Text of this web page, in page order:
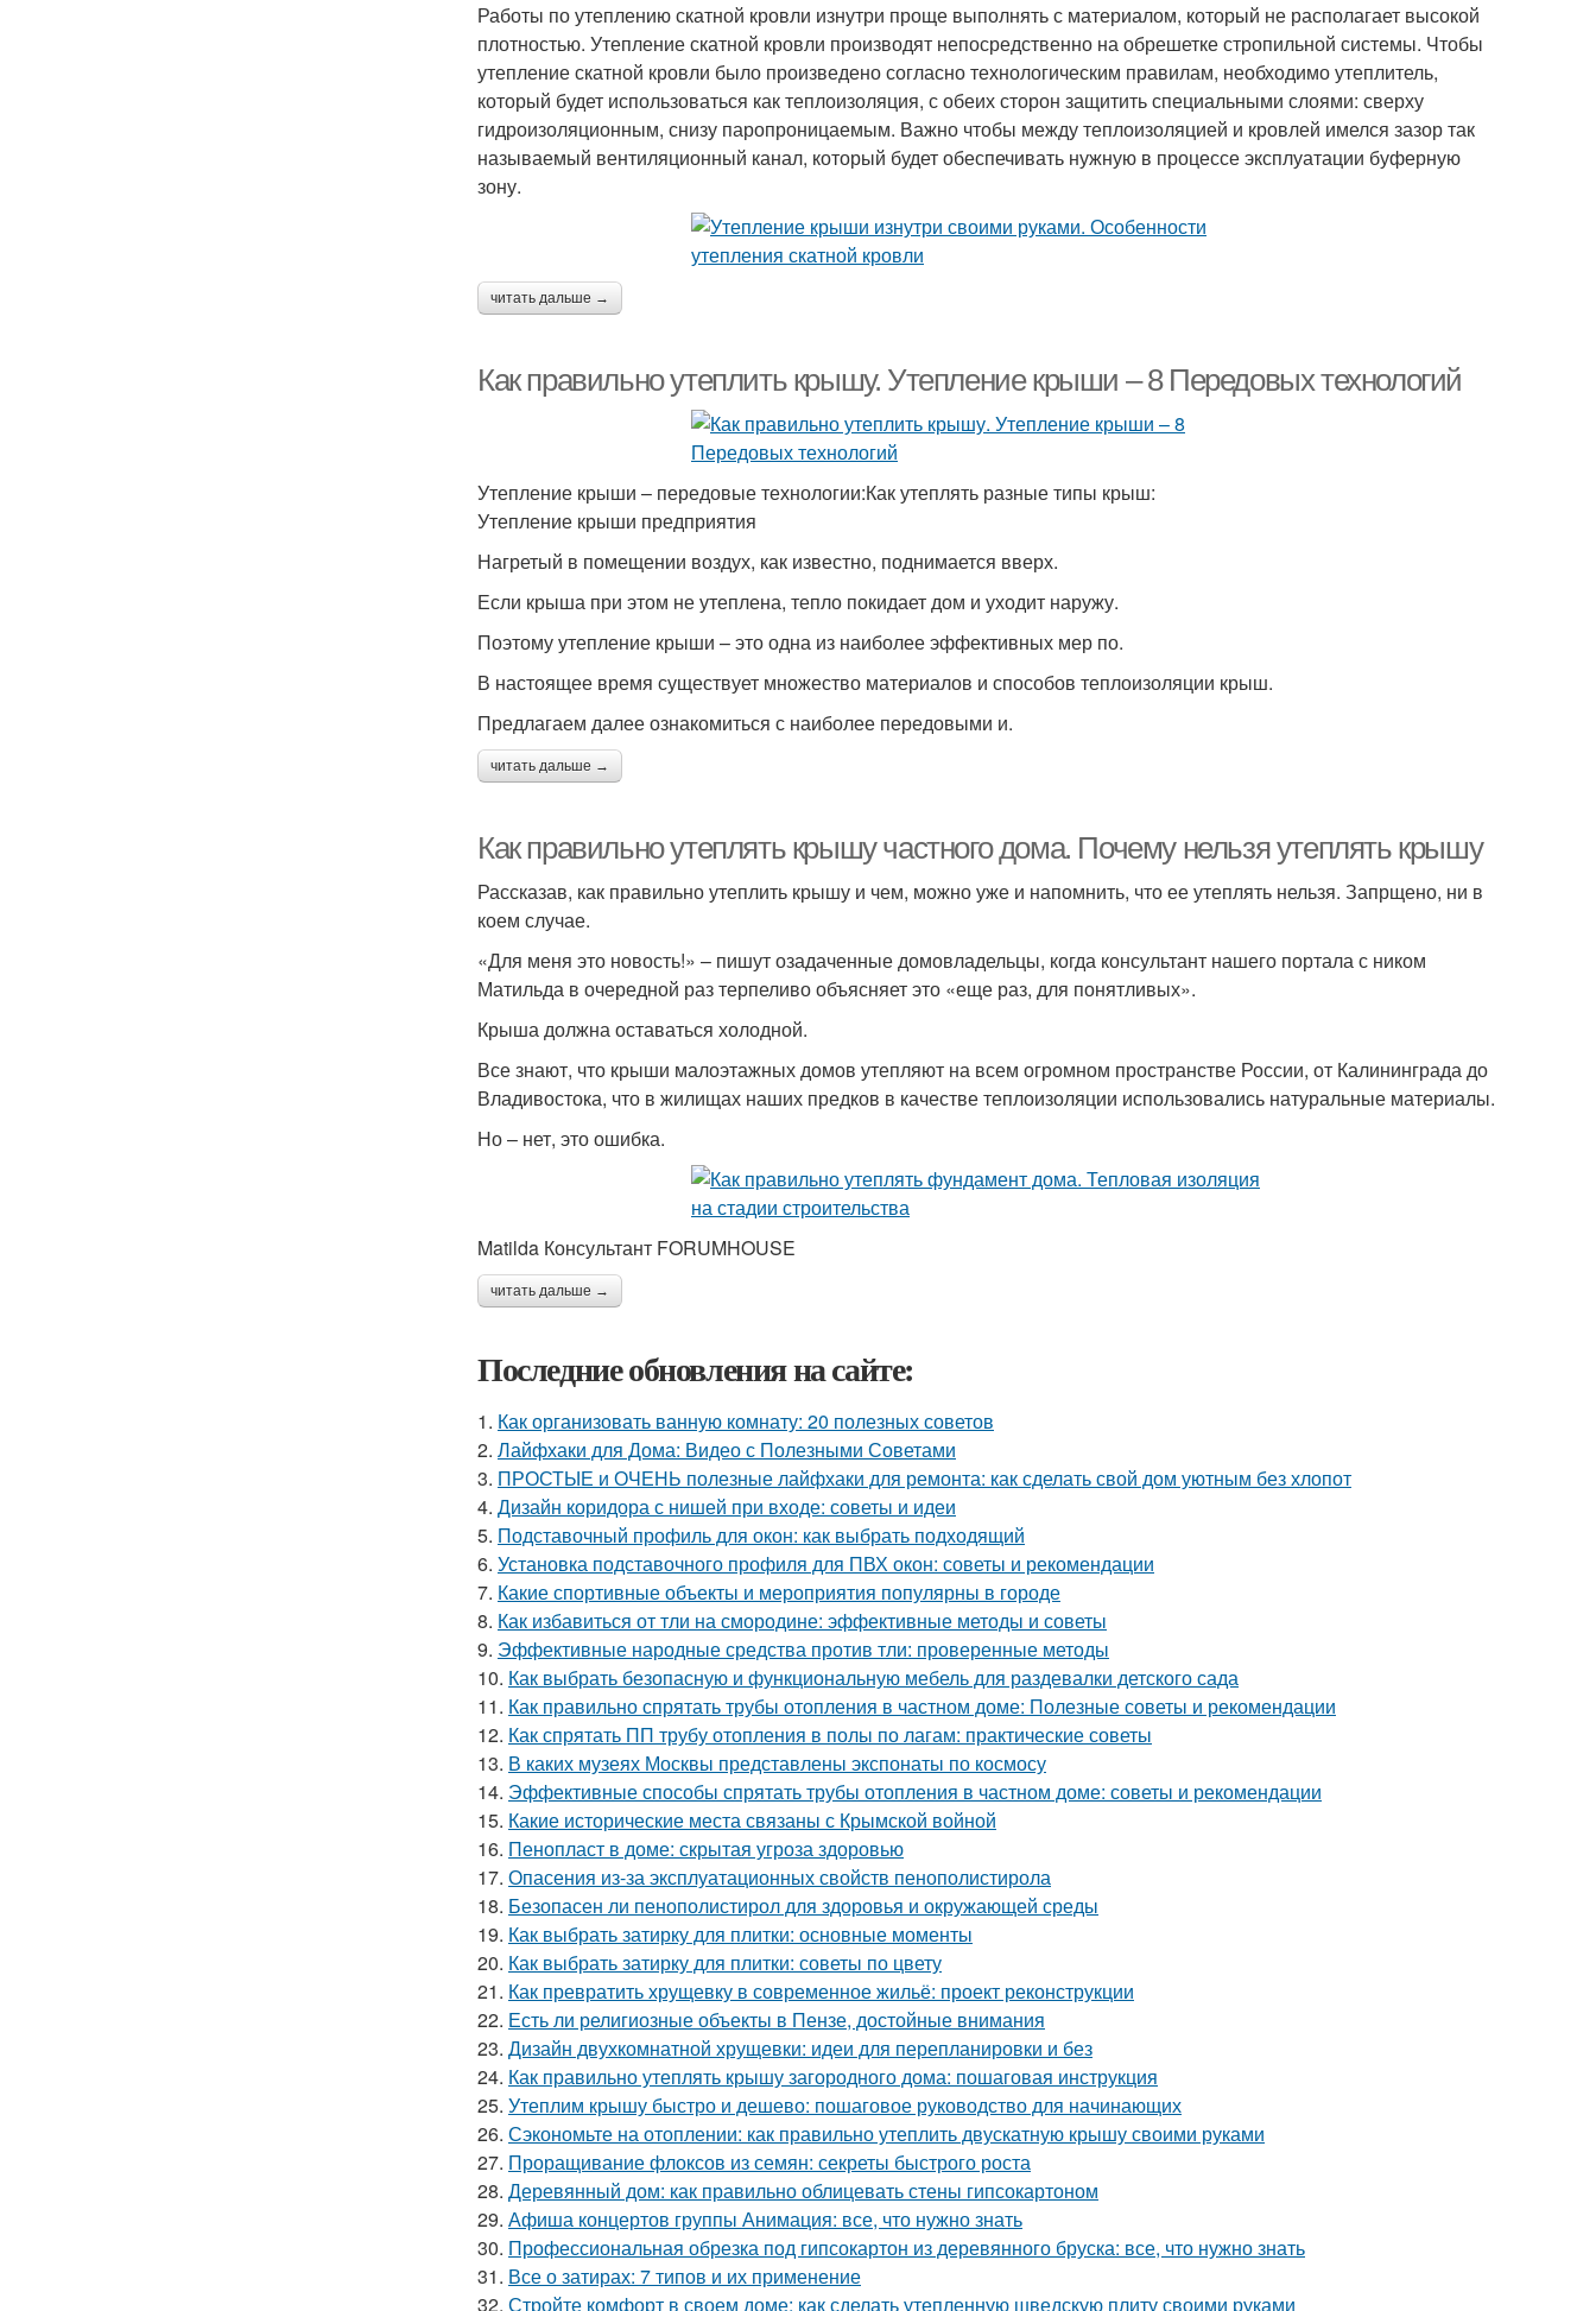
Работы по утеплению скатной кровли изнутри проще выполнять с материалом, который не располагает высокой
плотностью. Утепление скатной кровли производят непосредственно на обрешетке стропильной системы. Чтобы
утепление скатной кровли было произведено согласно технологическим правилам, необходимо утеплитель,
который будет использоваться как теплоизоляция, с обеих сторон защитить специальными слоями: сверху
гидроизоляционным, снизу паропроницаемым. Важно чтобы между теплоизоляцией и кровлей имелся зазор так
называемый вентиляционный канал, который будет обеспечивать нужную в процессе эксплуатации буферную
зону.
читать дальше →
Как правильно утеплить крышу. Утепление крыши – 8 Передовых технологий
Утепление крыши – передовые технологии:Как утеплять разные типы крыш:
Утепление крыши предприятия
Нагретый в помещении воздух, как известно, поднимается вверх.
Если крыша при этом не утеплена, тепло покидает дом и уходит наружу.
Поэтому утепление крыши – это одна из наиболее эффективных мер по.
В настоящее время существует множество материалов и способов теплоизоляции крыш.
Предлагаем далее ознакомиться с наиболее передовыми и.
читать дальше →
Как правильно утеплять крышу частного дома. Почему нельзя утеплять крышу
Рассказав, как правильно утеплить крышу и чем, можно уже и напомнить, что ее утеплять нельзя. Запрщено, ни в
коем случае.
«Для меня это новость!» – пишут озадаченные домовладельцы, когда консультант нашего портала с ником
Матильда в очередной раз терпеливо объясняет это «еще раз, для понятливых».
Крыша должна оставаться холодной.
Все знают, что крыши малоэтажных домов утепляют на всем огромном пространстве России, от Калининграда до
Владивостока, что в жилищах наших предков в качестве теплоизоляции использовались натуральные материалы.
Но – нет, это ошибка.
Matilda Консультант FORUMHOUSE
читать дальше →
Последние обновления на сайте:
1. Как организовать ванную комнату: 20 полезных советов
2. Лайфхаки для Дома: Видео с Полезными Советами
3. ПРОСТЫЕ и ОЧЕНЬ полезные лайфхаки для ремонта: как сделать свой дом уютным без хлопот
4. Дизайн коридора с нишей при входе: советы и идеи
5. Подставочный профиль для окон: как выбрать подходящий
6. Установка подставочного профиля для ПВХ окон: советы и рекомендации
7. Какие спортивные объекты и мероприятия популярны в городе
8. Как избавиться от тли на смородине: эффективные методы и советы
9. Эффективные народные средства против тли: проверенные методы
10. Как выбрать безопасную и функциональную мебель для раздевалки детского сада
11. Как правильно спрятать трубы отопления в частном доме: Полезные советы и рекомендации
12. Как спрятать ПП трубу отопления в полы по лагам: практические советы
13. В каких музеях Москвы представлены экспонаты по космосу
14. Эффективные способы спрятать трубы отопления в частном доме: советы и рекомендации
15. Какие исторические места связаны с Крымской войной
16. Пенопласт в доме: скрытая угроза здоровью
17. Опасения из-за эксплуатационных свойств пенополистирола
18. Безопасен ли пенополистирол для здоровья и окружающей среды
19. Как выбрать затирку для плитки: основные моменты
20. Как выбрать затирку для плитки: советы по цвету
21. Как превратить хрущевку в современное жильё: проект реконструкции
22. Есть ли религиозные объекты в Пензе, достойные внимания
23. Дизайн двухкомнатной хрущевки: идеи для перепланировки и без
24. Как правильно утеплять крышу загородного дома: пошаговая инструкция
25. Утеплим крышу быстро и дешево: пошаговое руководство для начинающих
26. Сэкономьте на отоплении: как правильно утеплить двускатную крышу своими руками
27. Проращивание флоксов из семян: секреты быстрого роста
28. Деревянный дом: как правильно облицевать стены гипсокартоном
29. Афиша концертов группы Анимация: все, что нужно знать
30. Профессиональная обрезка под гипсокартон из деревянного бруска: все, что нужно знать
31. Все о затирах: 7 типов и их применение
32. Стройте комфорт в своем доме: как сделать утепленную шведскую плиту своими руками